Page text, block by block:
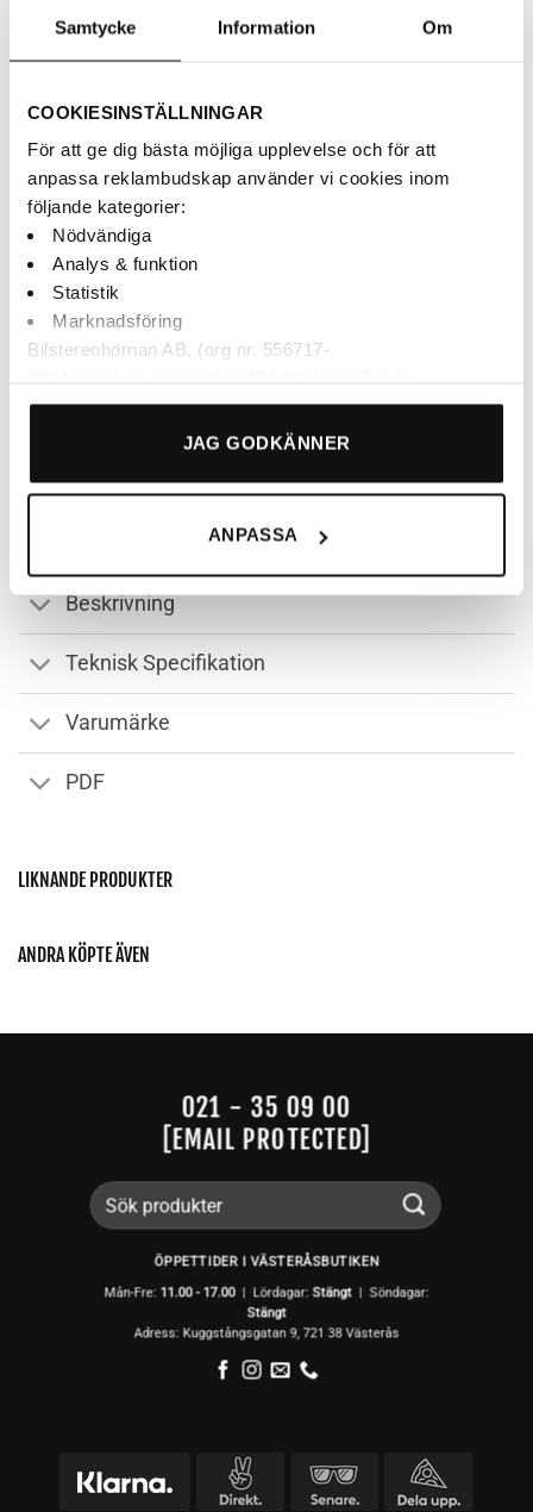
Samtycke Information Om
COOKIESINSTÄLLNINGAR
För att ge dig bästa möjliga upplevelse och för att
anpassa reklambudskap använder vi cookies inom
följande kategorier:
Nödvändiga
Analys & funktion
Statistik
Marknadsföring
Bilstereohörnan AB, (org nr. 556717-
personuppgiftsansvarig för behandling och lagring av dina
personuppgifter. Nödvändiga cookies behövs för att vår
inte att stänga av. Det är t.ex funktioner som gör det
kundtjänst. Du kan läsa mer om våra cookies och för
vilka ändamål de används under ”Anpassa”.
JAG GODKÄNNER
ANPASSA
AUKTORISERAD ÅF
SNABBA LEVERANSER
Beställningsvara
Brodit 854520 ProClip - Monteringsbygel - Nissan Navara mängd
Beskrivning
Teknisk Specifikation
Varumärke
PDF
LIKNANDE PRODUKTER
ANDRA KÖPTE ÄVEN
021 - 35 09 00
[EMAIL PROTECTED]
Sök
efter:
ÖPPETTIDER I VÄSTERÅSBUTIKEN
Mån-Fre: 11.00 - 17.00| Lördagar:Stängt | Söndagar:
Stängt
Adress: Kuggstångsgatan 9, 721 38 Västerås